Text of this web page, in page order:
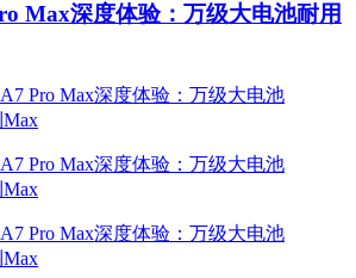
Max深度体验：万级大电池耐用